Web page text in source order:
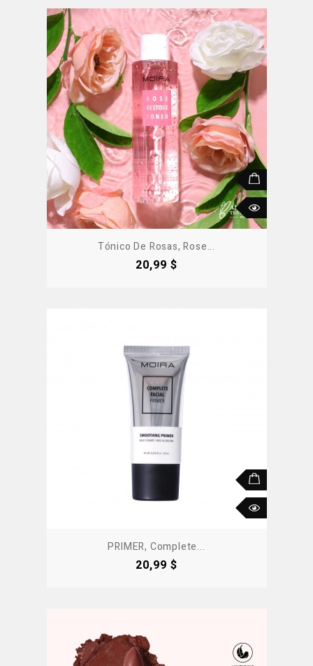
Tónico De Rosas, Rose...
Precio
20,99 $
PRIMER, Complete...
Precio
20,99 $